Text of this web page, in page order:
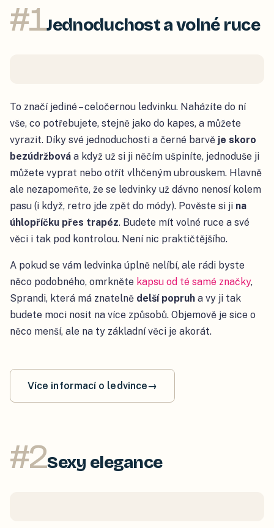
#1Jednoduchost a volné ruce
To značí jediné – celočernou ledvinku. Naházíte do ní
vše, co potřebujete, stejně jako do kapes, a můžete
vyrazit. Díky své jednoduchosti a černé barvě je skoro
bezúdržbová a když už si ji něčím ušpiníte, jednoduše ji
můžete vyprat nebo otřít vlhčeným ubrouskem. Hlavně
ale nezapomeňte, že se ledvinky už dávno nenosí kolem
pasu (i když, retro jde zpět do módy). Pověste si ji na
úhlopříčku přes trapéz. Budete mít volné ruce a své
věci i tak pod kontrolou. Není nic praktičtějšího.
A pokud se vám ledvinka úplně nelíbí, ale rádi byste
něco podobného, omrkněte kapsu od té samé značky,
Sprandi, která má znatelně delší popruh a vy ji tak
budete moci nosit na více způsobů. Objemově je sice o
něco menší, ale na ty základní věci je akorát.
Více informací o ledvince→
#2Sexy elegance